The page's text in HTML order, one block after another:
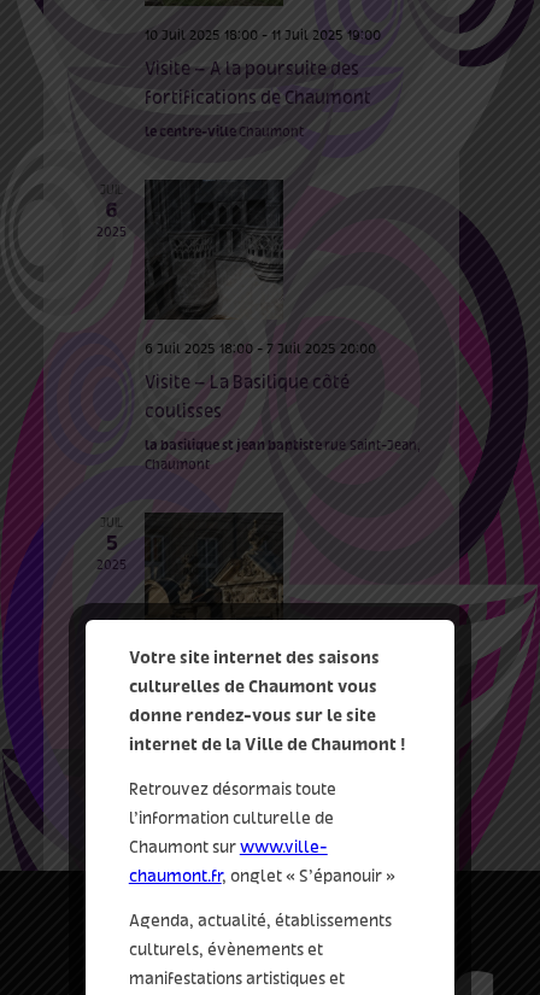
10 Juil 2025 18:00 - 11 Juil 2025 19:00
Visite – A la poursuite des
fortifications de Chaumont
le centre-ville Chaumont
JUIL
6
2025
6 Juil 2025 18:00- 7 Juil 2025 20:00
Visite – La Basilique côté
coulisses
la basilique st jean baptiste rue Saint-Jean,
Chaumont
JUIL
5
2025
5 Juil 2025-6 Juil 2025
Visite – A la découverte des
portes du Vieux Chaumont
Votre site internet des saisons
culturelles de Chaumont vous
donne rendez-vous sur le site
internet de la Ville de Chaumont !
Retrouvez désormais toute
l’information culturelle de
Chaumont surwww.ville-
chaumont.fr, onglet « S’épanouir »
Agenda, actualité, établissements
culturels, évènements et
manifestations artistiques et